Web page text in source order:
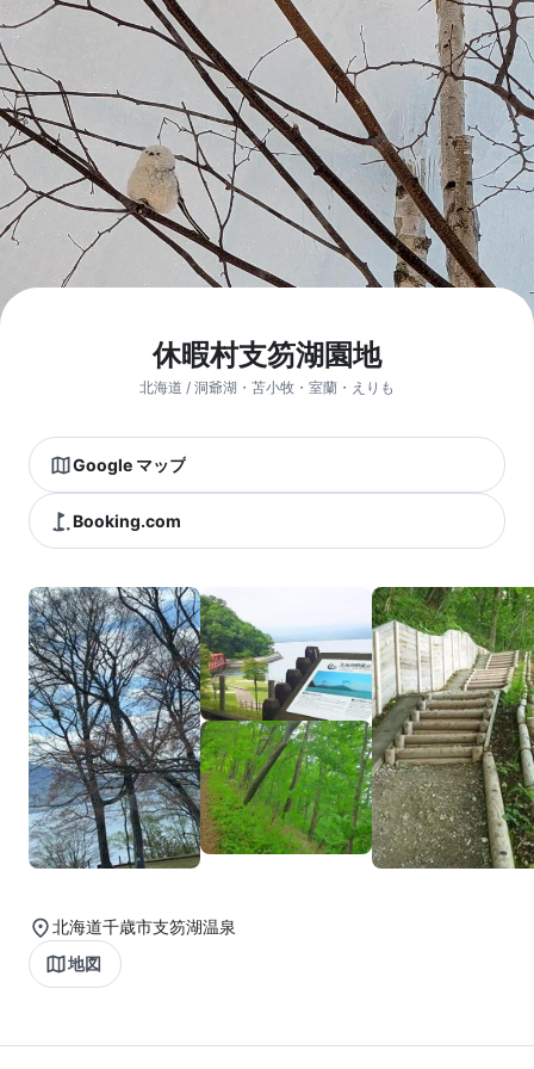
休暇村支笏湖園地
北海道 / 洞爺湖・苫小牧・室蘭・えりも
Google マップ
Booking.com
北海道千歳市支笏湖温泉
地図